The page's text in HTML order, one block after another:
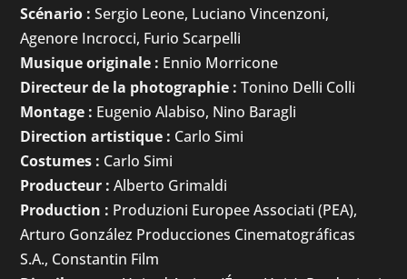
Scénario : Sergio Leone, Luciano Vincenzoni,
Agenore Incrocci, Furio Scarpelli
Musique originale : Ennio Morricone
Directeur de la photographie : Tonino Delli Colli
Montage : Eugenio Alabiso, Nino Baragli
Direction artistique : Carlo Simi
Costumes : Carlo Simi
Producteur : Alberto Grimaldi
Production : Produzioni Europee Associati (PEA),
Arturo González Producciones Cinematográficas
S.A., Constantin Film